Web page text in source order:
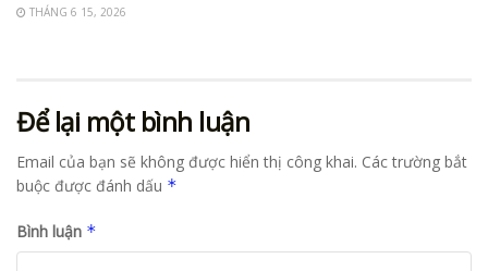
THÁNG 6 15, 2026
Để lại một bình luận
Email của bạn sẽ không được hiển thị công khai. Các trường bắt
buộc được đánh dấu *
Bình luận *